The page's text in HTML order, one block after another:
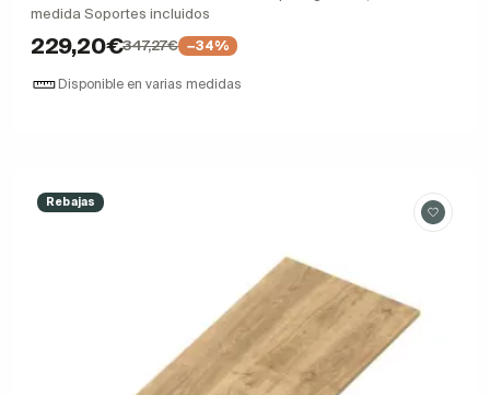
medida Soportes incluidos
229,20€347,27€ −34%
Disponible en varias medidas
Rebajas